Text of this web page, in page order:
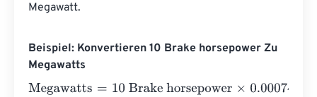
Megawatt.
Beispiel: Konvertieren 10 Brake horsepower Zu
Megawatts
Megawatts=10 Brake horsepower×0.000744=0.00744